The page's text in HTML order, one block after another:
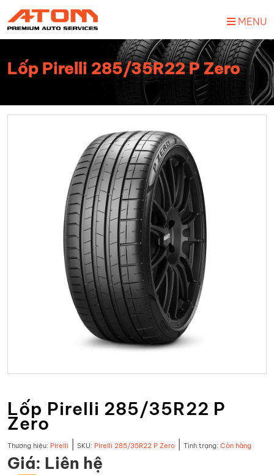
MENU
Lốp Pirelli 285/35R22 P Zero
Lốp Pirelli 285/35R22 P
Zero
Thương hiệu: Pirelli SKU: Pirelli 285/35R22 P Zero Tình trạng: Còn hàng
Giá: Liên hệ